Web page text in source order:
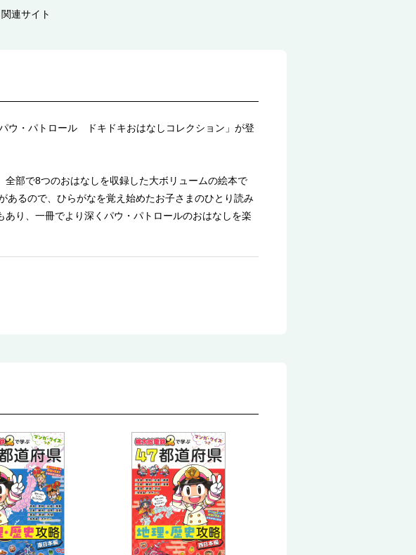
関連サイト
ウ・パトロール ドキドキおはなしコレクション」が登
部で8つのおはなしを収録した大ボリュームの絵本で
あるので、ひらがなを覚え始めたお子さまのひとり読み
り、一冊でより深くパウ・パトロールのおはなしを楽